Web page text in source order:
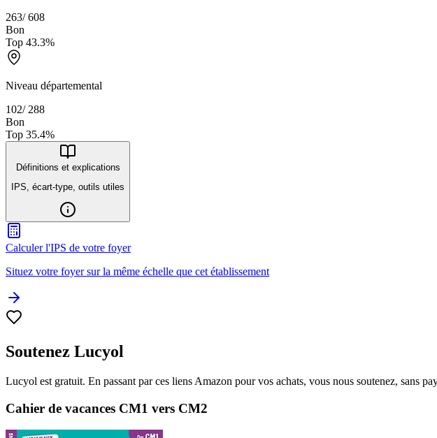
263/608
Bon
Top 43.3%
Niveau départemental
102/ 288
Bon
Top 35.4%
Définitions et explications
IPS, écart-type, outils utiles
Calculer l'IPS de votre foyer
Situez votre foyer sur la même échelle que cet établissement
Soutenez Lucyol
Lucyol est gratuit. En passant par ces liens Amazon pour vos achats, vous nous soutenez, sans
Cahier de vacances CM1 vers CM2